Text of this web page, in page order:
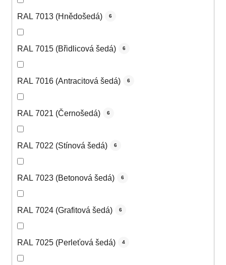
RAL 7013 (Hnědošedá) 6
RAL 7015 (Břidlicová šedá) 6
RAL 7016 (Antracitová šedá) 6
RAL 7021 (Černošedá) 6
RAL 7022 (Stínová šedá) 6
RAL 7023 (Betonová šedá) 6
RAL 7024 (Grafitová šedá) 6
RAL 7025 (Perleťová šedá) 4